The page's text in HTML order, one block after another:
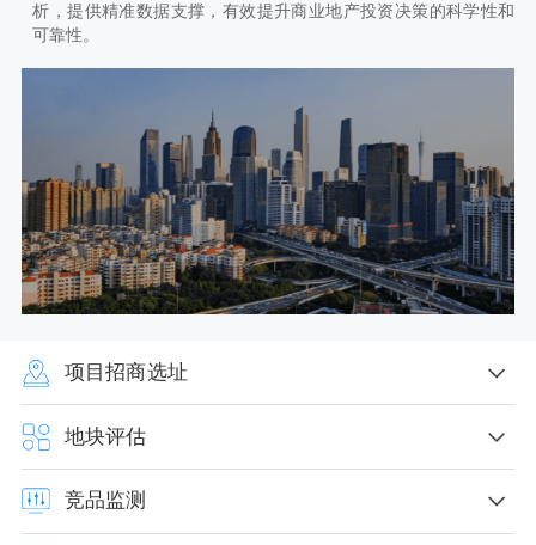
析，提供精准数据支撑，有效提升商业地产投资决策的科学性和
可靠性。
项目招商选址
支持从城市到小区维度数据分析，包括周边人群画像、商业业
本，提升选址效率。
地块评估
支持地块级别的居住人口、工作人口、职住、客流、交通、OD等
竞品监测